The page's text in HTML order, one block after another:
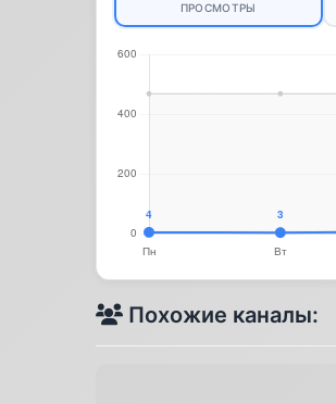
ПРОСМОТРЫ
Похожие каналы: